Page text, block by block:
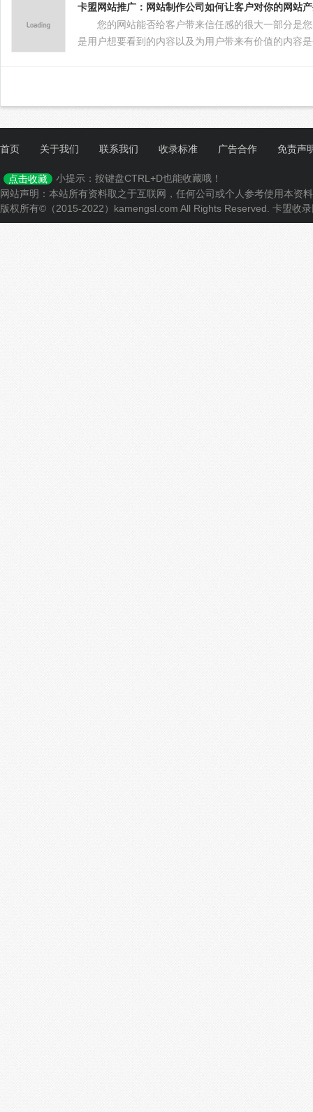
卡盟网站推广：网站制作公司如何让客户对你的网站
您的网站能否给客户带来信任感的很大一部分是您
是用户想要看到的内容以及为用户带来有价值的内容
首页 关于我们 联系我们 收录标准 广告合作 免责声
点击收藏
小提示：按键盘CTRL+D也能收藏哦！
网站声明：本站所有资料取之于互联网，任何公司或个人参考使用本
版权所有©（2015-2022）kamengsl.com All Rights Reserved. 卡盟收